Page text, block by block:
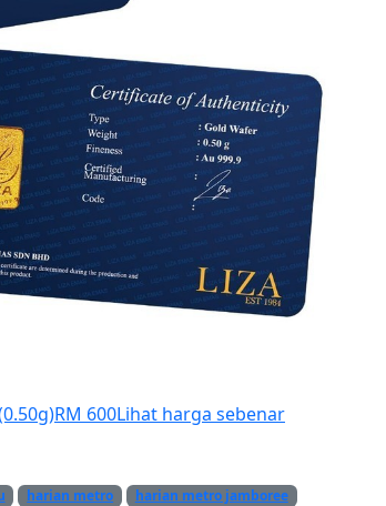
RM 600Lihat harga sebenar
harian metro
harian metro jamboree